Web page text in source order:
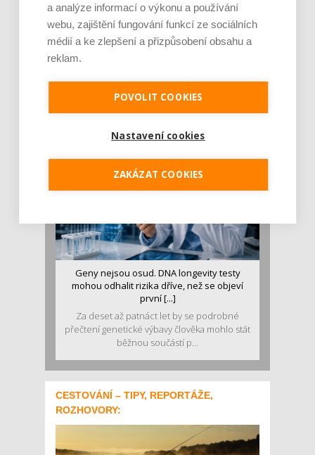
Je jen pro sportovce, přiberu po něm a ve
v oblasti zdraví, výživy i dlouhověkosti. Přesto
se o ně...
Geny nejsou osud. DNA longevity testy
mohou odhalit rizika dříve, než se objeví
první [...]
Za deset až patnáct let by se podrobné
přečtení genetické výbavy člověka mohlo stát
běžnou součástí p...
CESTOVÁNÍ – TIPY, REPORTÁŽE,
ROZHOVORY:
a analýze informací o výkonu a používání
webu, zajištění fungování funkcí ze sociálních
médií a ke zlepšení a přizpůsobení obsahu a
reklam.
POVOLIT COOKIES
Nastavení cookies
ZAKÁZAT COOKIES